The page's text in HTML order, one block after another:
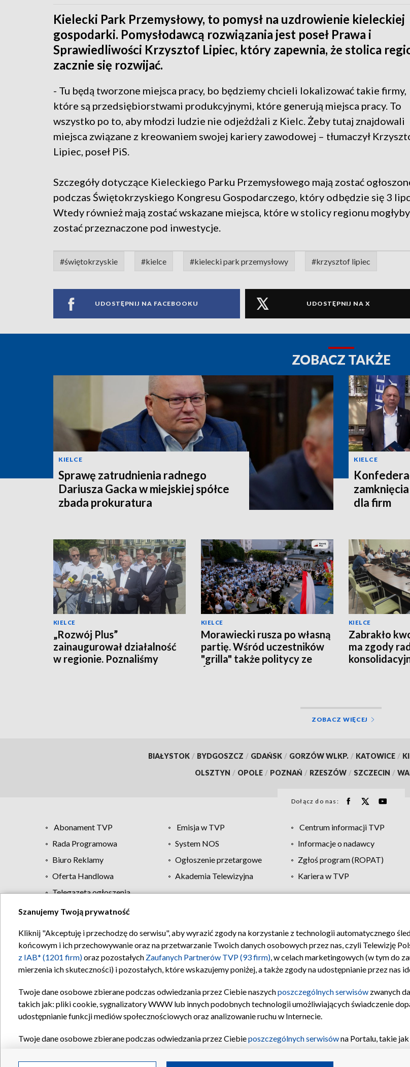
Kielecki Park Przemysłowy, to pomysł na uzdrowienie kieleckiej
gospodarki. Pomysłodawcą rozwiązania jest poseł Prawa i
Sprawiedliwości Krzysztof Lipiec, który zapewnia, że stolica
zacznie się rozwijać.
- Tu będą tworzone miejsca pracy, bo będziemy chcieli lokalizować takie firmy,
które są przedsiębiorstwami produkcyjnymi, które generują miejsca pracy. To
wszystko po to, aby młodzi ludzie nie odjeżdżali z Kielc. Żeby tutaj znajdowali
miejsca związane z kreowaniem swojej kariery zawodowej – tłumaczył
Lipiec, poseł PiS.
Szczegóły dotyczące Kieleckiego Parku Przemysłowego mają zostać
podczas Świętokrzyskiego Kongresu Gospodarczego, który odbędzie się 3
Wtedy również mają zostać wskazane miejsca, które w stolicy regionu mogłyby
zostać przeznaczone pod inwestycje.
#świętokrzyskie #kielce #kielecki park przemysłowy #krzysztof lipiec
UDOSTĘPNIJ NA FACEBOOKU UDOSTĘPNIJ NA X
ZOBACZ TAKŻE
KIELCE
Sprawę zatrudnienia radnego
Dariusza Gacka w miejskiej spółce
zbada prokuratura
KIELCE
dla firm
KIELCE
„Rozwój Plus”
zainaugurował działalność
w regionie. Poznaliśmy
KIELCE
Morawiecki rusza po własną
partię. Wśród uczestników
"grilla" także politycy ze
Świętokrzyskiego
KIELCE
Zabrakło
ma zgody
ZOBACZ WIĘCEJ
BIAŁYSTOK / BYDGOSZCZ / GDAŃSK / GORZÓW WLKP. / KATOWICE /
OLSZTYN / OPOLE / POZNAŃ / RZESZÓW / SZCZECIN /
Dołącz do nas:
Abonament TVP Emisja w TVP Centrum informacji TVP
Rada Programowa
System NOS Informacje o nadawcy
Biuro Reklamy
Ogłoszenie przetargowe Zgłoś program (ROPAT)
Oferta Handlowa
Akademia Telewizyjna Kariera w TVP
Telegazeta ogłoszenia
Regulamin TVP Polityka prywatności Moje zgody Pomoc
Szanujemy Twoją prywatność
Kliknij "Akceptuję i przechodzę do serwisu", aby wyrazić zgody na korzystanie z technologii automatycznego
końcowym i ich przechowywanie oraz na przetwarzanie Twoich danych osobowych przez nas, czyli Telewizję
z IAB* (1201 firm)oraz pozostałych Zaufanych Partnerów TVP (93 firm), w celach marketingowych (w tym do
mierzenia ich skuteczności) i pozostałych, które wskazujemy poniżej, a także zgody na udostępnianie przez nas
Twoje dane osobowe zbierane podczas odwiedzania przez Ciebie naszychposzczególnych serwisów zwanych
takich jak: pliki cookie, sygnalizatory WWW lub innych podobnych technologii umożliwiających świadczenie
udostępnianie funkcji mediów społecznościowych oraz analizowanie ruchu w Internecie.
Twoje dane osobowe zbierane podczas odwiedzania przez Ciebieposzczególnych serwisówna Portalu, takie
Partnerów TVPdla realizacji następujących celów i funkcji: przechowywania informacji na urządzeniu lub